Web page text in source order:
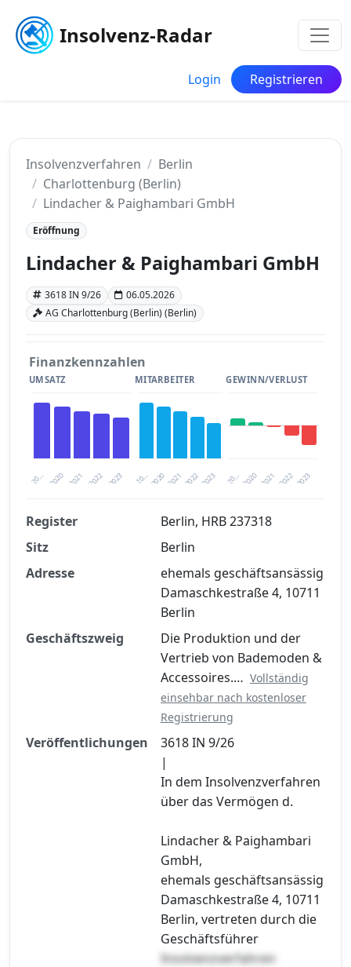
Insolvenz-Radar
Login Registrieren
Insolvenzverfahren
Berlin
Charlottenburg (Berlin)
Lindacher & Paighambari GmbH
Eröffnung
Lindacher & Paighambari GmbH
3618 IN 9/26
06.05.2026
AG Charlottenburg (Berlin) (Berlin)
Finanzkennzahlen
UMSATZ
20… 2021 2023
2020 2022
MITARBEITER
20… 2021 2023
2020 2022
GEWINN/VERLUST
20… 2021 2023
2020 2022
Finanzkennzahlen nach kostenloser
Registrierung verfügbar
Jetzt kostenlos registrieren
Register
Berlin, HRB 237318
Sitz
Berlin
Adresse
ehemals geschäftsansässig
Damaschkestraße 4, 10711
Berlin
Geschäftszweig
Die Produktion und der
Vertrieb von Bademoden &
Accessoires.… Vollständig
einsehbar nach kostenloser
Registrierung
Veröffentlichungen
3618 IN 9/26
|
In dem Insolvenzverfahren
über das Vermögen d.
Lindacher & Paighambari
GmbH,
ehemals geschäftsansässig
Damaschkestraße 4, 10711
Berlin, vertreten durch die
Geschäftsführer
Insolvenzverfahren